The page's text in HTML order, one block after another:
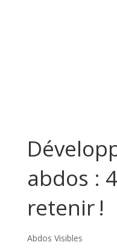
abdos :
retenir !
Abdos Visibles